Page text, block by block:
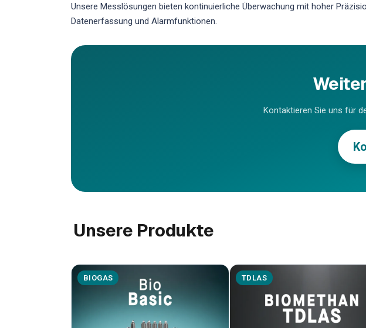
Unsere Messlösungen bieten kontinuierliche Überwachung mit hoher
Datenerfassung und Alarmfunktionen.
Kontaktieren Sie uns für
Unsere Produkte
BIOGAS TDLAS